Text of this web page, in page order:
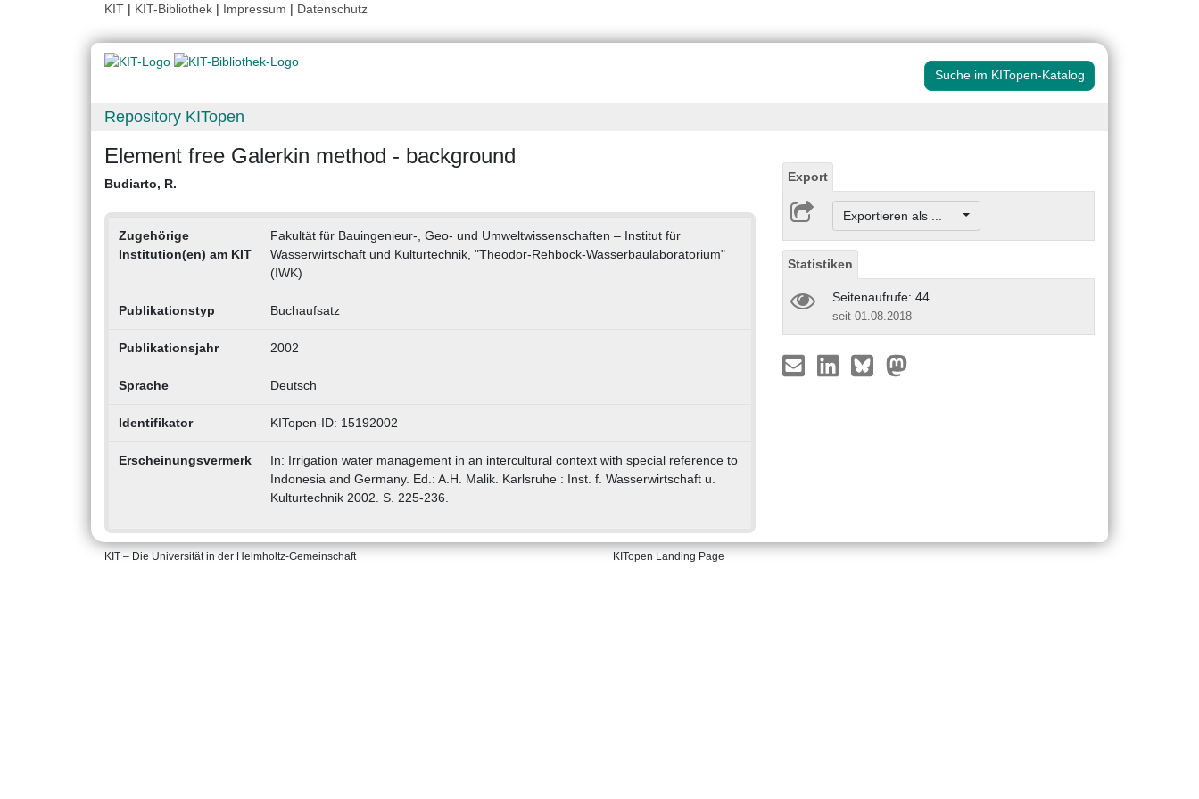
KIT | KIT-Bibliothek | Impressum | Datenschutz
Suche im KITopen-Katalog
Repository KITopen
Element free Galerkin method - background
Budiarto, R.
Zugehörige
Institution(en) am KIT
Fakultät für Bauingenieur-, Geo- und Umweltwissenschaften – Institut für
Wasserwirtschaft und Kulturtechnik, "Theodor-Rehbock-Wasserbaulaboratorium"
(IWK)
Publikationstyp Buchaufsatz
Publikationsjahr 2002
Sprache Deutsch
Identifikator KITopen-ID: 15192002
Erscheinungsvermerk
In: Irrigation water management in an intercultural context with special reference to
Indonesia and Germany. Ed.: A.H. Malik. Karlsruhe : Inst. f. Wasserwirtschaft u.
Kulturtechnik 2002. S. 225-236.
Export
Exportieren als ...
Statistiken
Seitenaufrufe: 44
seit 01.08.2018
KIT – Die Universität in der Helmholtz-Gemeinschaft KITopen Landing Page